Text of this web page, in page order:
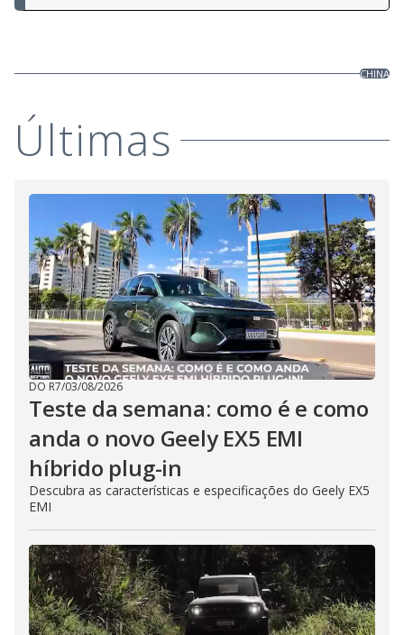
CHINA
Últimas
DO R7/03/08/2026
Teste da semana: como é e como
anda o novo Geely EX5 EMI
híbrido plug-in
Descubra as características e especificações do Geely EX5
EMI